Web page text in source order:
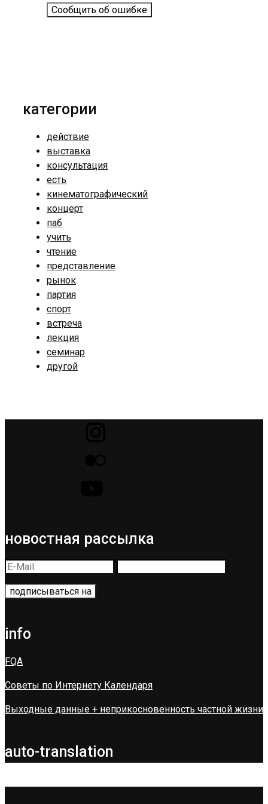
Сообщить об ошибке
категории
действие
выставка
консультация
есть
кинематографический
концерт
паб
учить
чтение
представление
рынок
партия
спорт
встреча
лекция
семинар
другой
новостная рассылка
info
FQA
Советы по Интернету Календаря
Выходные данные + неприкосновенность частной жизни
auto-translation